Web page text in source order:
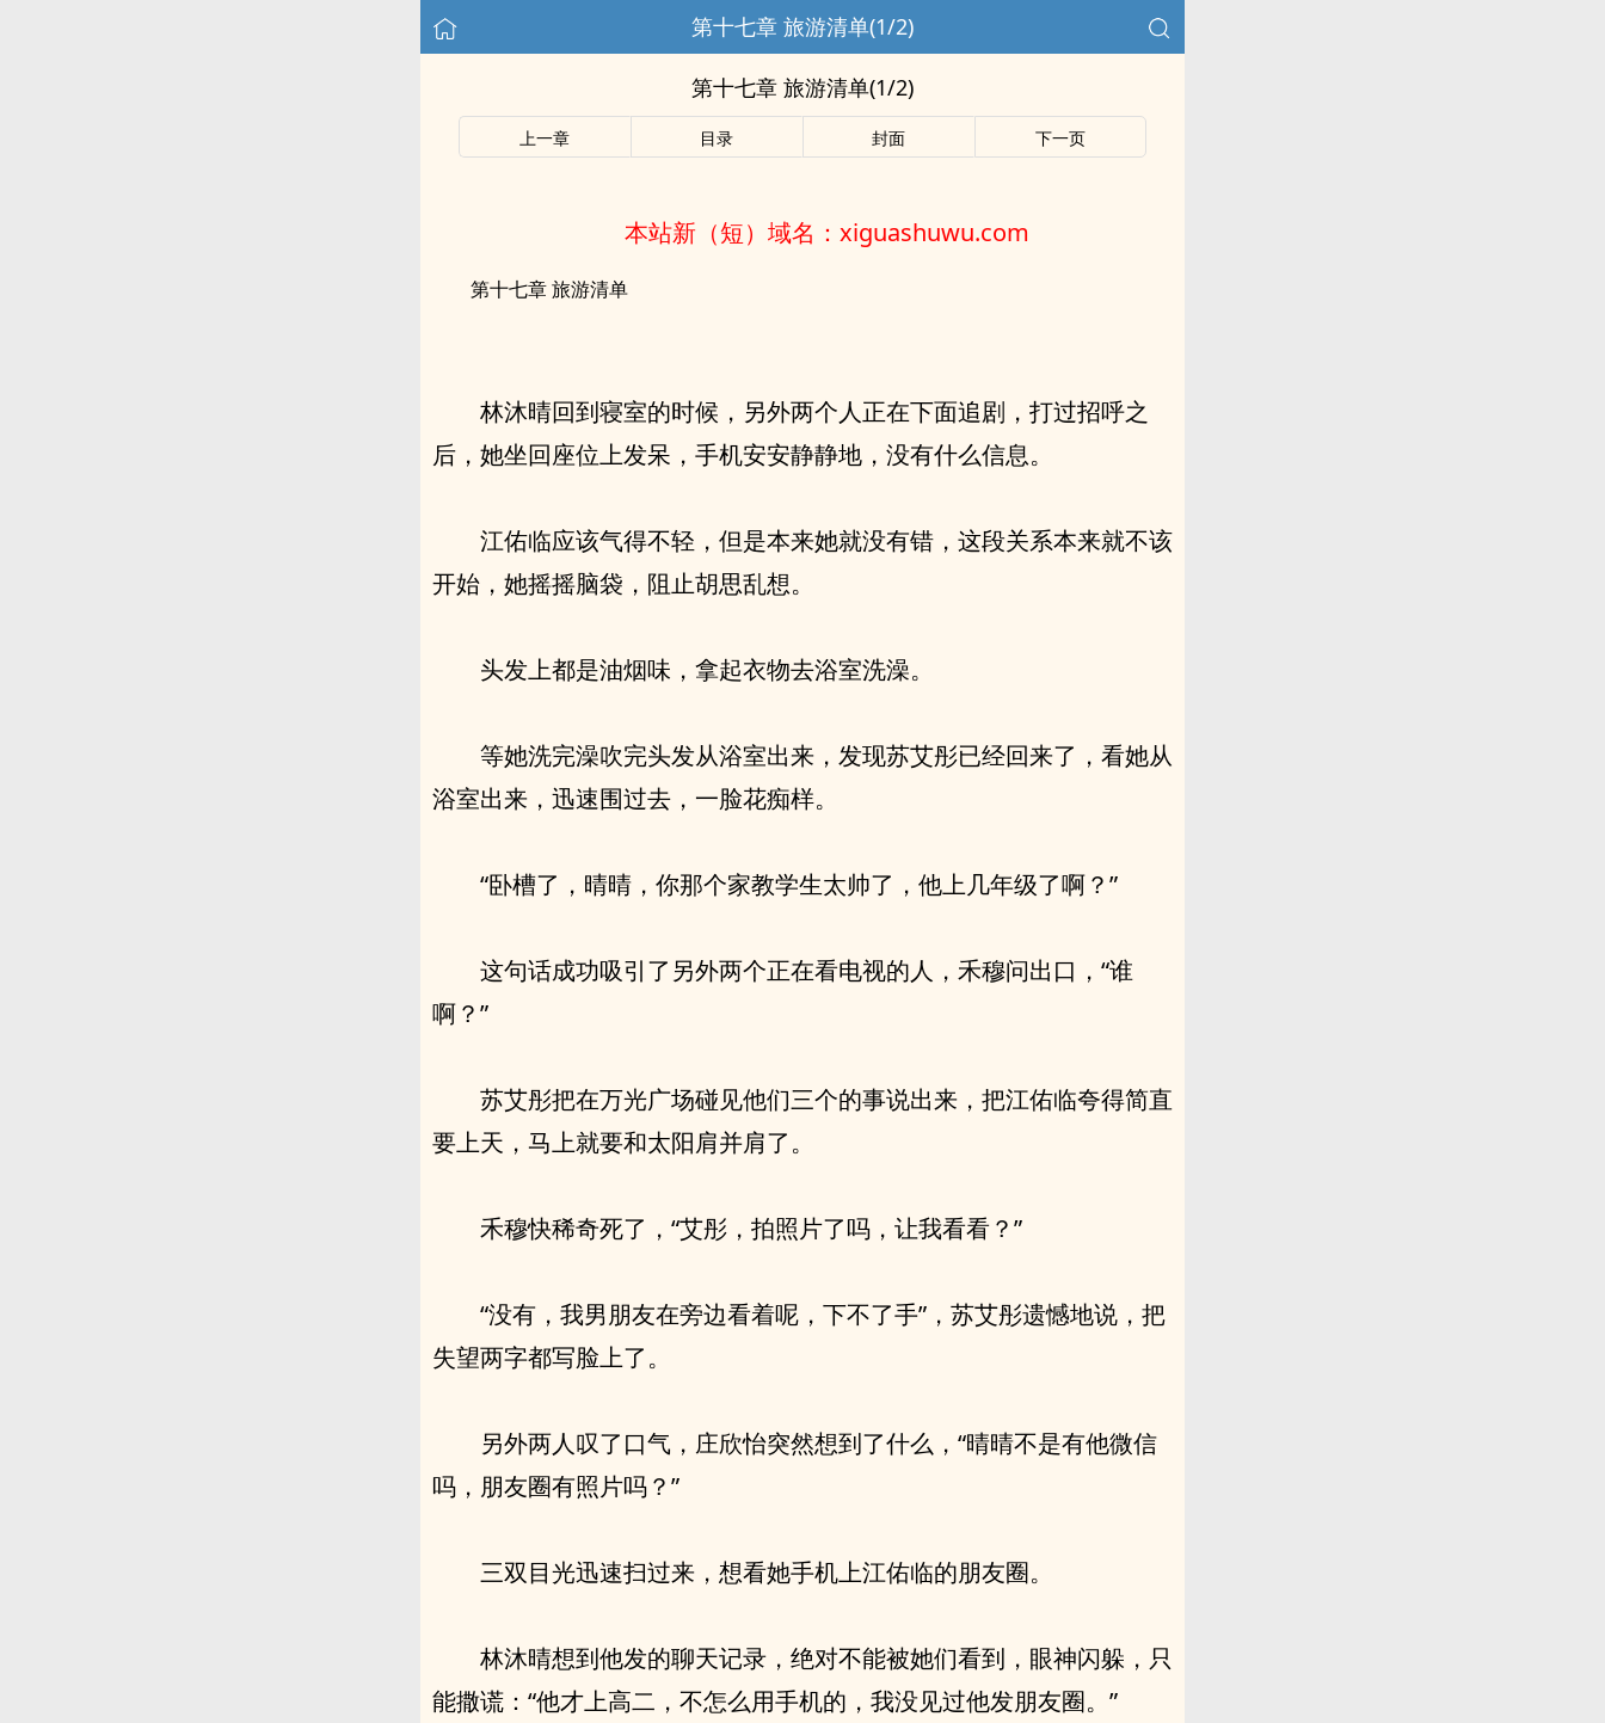
第十七章 旅游清单(1/2)
第十七章 旅游清单(1/2)
上一章 目录 封面 下一页
本站新（短）域名：xiguashuwu.com
第十七章 旅游清单
林沐晴回到寝室的时候，另外两个人正在下面追剧，打过招呼之
后，她坐回座位上发呆，手机安安静静地，没有什么信息。
江佑临应该气得不轻，但是本来她就没有错，这段关系本来就不该
开始，她摇摇脑袋，阻止胡思乱想。
头发上都是油烟味，拿起衣物去浴室洗澡。
等她洗完澡吹完头发从浴室出来，发现苏艾彤已经回来了，看她从
浴室出来，迅速围过去，一脸花痴样。
“卧槽了，晴晴，你那个家教学生太帅了，他上几年级了啊？”
这句话成功吸引了另外两个正在看电视的人，禾穆问出口，“谁
啊？”
苏艾彤把在万光广场碰见他们三个的事说出来，把江佑临夸得简直
要上天，马上就要和太阳肩并肩了。
禾穆快稀奇死了，“艾彤，拍照片了吗，让我看看？”
“没有，我男朋友在旁边看着呢，下不了手”，苏艾彤遗憾地说，把
失望两字都写脸上了。
另外两人叹了口气，庄欣怡突然想到了什么，“晴晴不是有他微信
吗，朋友圈有照片吗？”
三双目光迅速扫过来，想看她手机上江佑临的朋友圈。
林沐晴想到他发的聊天记录，绝对不能被她们看到，眼神闪躲，只
能撒谎：“他才上高二，不怎么用手机的，我没见过他发朋友圈。”